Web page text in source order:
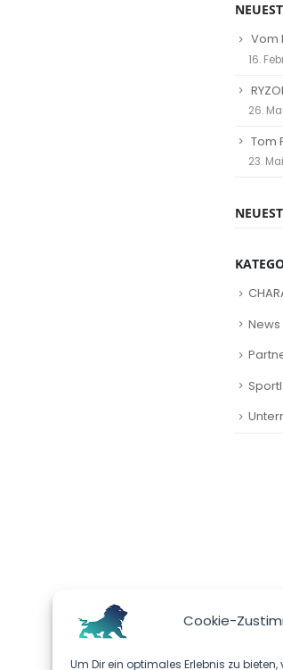
Cookie-
Um Dir ein optimales Erlebnis zu
Vom
16.
26.
Tom
23.
News
SOCIAL MEDIA